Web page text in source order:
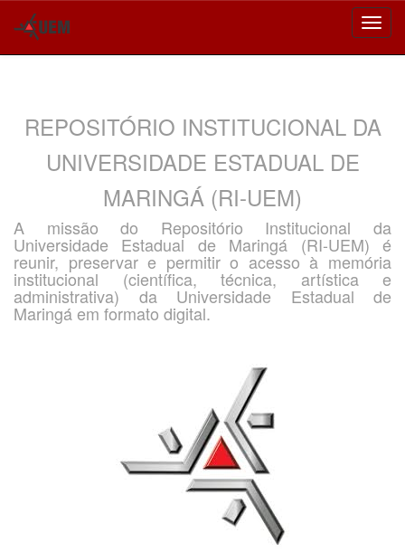
REPOSITÓRIO INSTITUCIONAL DA
UNIVERSIDADE ESTADUAL DE
MARINGÁ (RI-UEM)
A missão do Repositório Institucional da
Universidade Estadual de Maringá (RI-UEM) é
reunir, preservar e permitir o acesso à memória
institucional (científica, técnica, artística e
administrativa) da Universidade Estadual de
Maringá em formato digital.